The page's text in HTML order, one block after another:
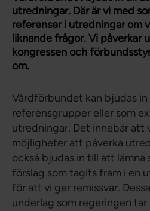
utredningar. Där är vi med
referenser i utredningar om
liknande frågor. Vi påverkar
kongressen och
om.
Vårdförbundet kan bjudas
referensgrupper eller som
utredningar. Det innebär att
möjligheter att påverka
också bjudas in till att lämna
förslag som tagits fram i en
för att vi ger remissvar.
underlag som regeringen